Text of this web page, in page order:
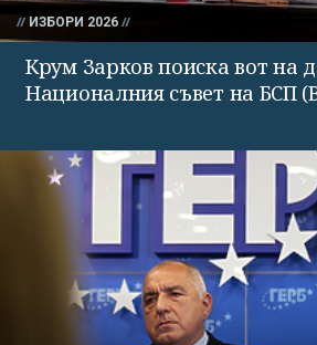
ИЗБОРИ 2026
Крум Зарков поиска вот на
Националния съвет на БСП